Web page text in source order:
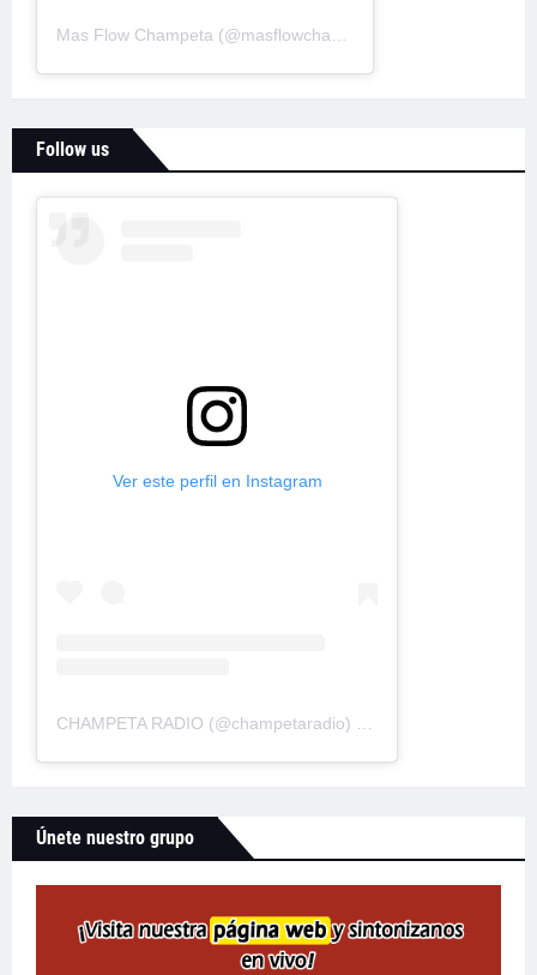
Mas Flow Champeta (@masflowchampeta
Follow us
Ver este perfil en Instagram
CHAMPETA RADIO (@champetaradio) • Fotos y videos de Instagram
Únete nuestro grupo